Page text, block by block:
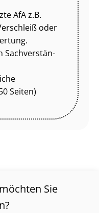
AfA z.B.
oder
Sach­ver­stän­
Seiten)
Sie